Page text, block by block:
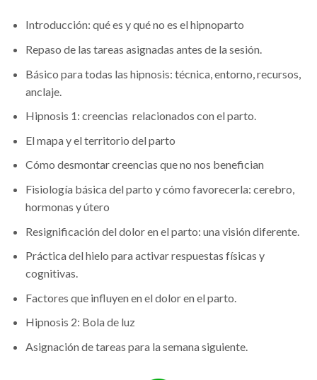
Introducción: qué es y qué no es el hipnoparto
Repaso de las tareas asignadas antes de la sesión.
Básico para todas las hipnosis: técnica, entorno, recursos,
anclaje.
Hipnosis 1: creencias relacionados con el parto.
El mapa y el territorio del parto
Cómo desmontar creencias que no nos benefician
Fisiología básica del parto y cómo favorecerla: cerebro,
hormonas y útero
Resignificación del dolor en el parto: una visión diferente.
Práctica del hielo para activar respuestas físicas y
cognitivas.
Factores que influyen en el dolor en el parto.
Hipnosis 2: Bola de luz
Asignación de tareas para la semana siguiente.